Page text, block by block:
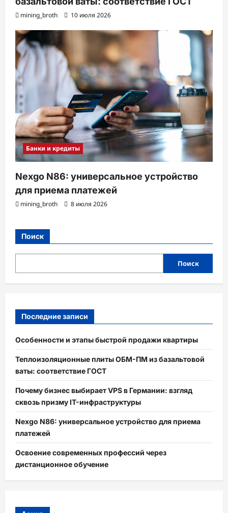
mining_broth 10 июля 2026
Банки и кредиты
Nexgo N86: универсальное устройство
для приема платежей
mining_broth 8 июля 2026
Поиск
Поиск
Последние записи
Особенности и этапы быстрой продажи квартиры
Теплоизоляционные плиты ОБМ-ПМ из базальтовой
ваты: соответствие ГОСТ
Почему бизнес выбирает VPS в Германии: взгляд
сквозь призму IT-инфраструктуры
Nexgo N86: универсальное устройство для приема
платежей
Освоение современных профессий через
дистанционное обучение